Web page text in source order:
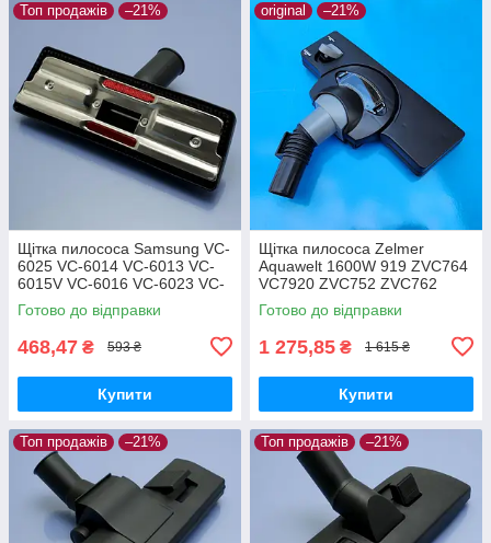
Топ продажів –21%
Щітка пилососа Samsung VC-
6025 VC-6014 VC-6013 VC-
6015V VC-6016 VC-6023 VC-
6024 для ламіната паркета
Готово до відправки
468,47 ₴ 593 ₴
Купити
original –21%
Щітка пилососа Zelmer
Aquawelt 1600W 919 ZVC764
VC7920 ZVC752 ZVC762
ZVC763 Aquos 829 ZVC722
Aquario 819 ZVC712 оригінал
Готово до відправки
1 275,85 ₴ 1 615 ₴
Купити
Топ продажів –21% Топ продажів –21%